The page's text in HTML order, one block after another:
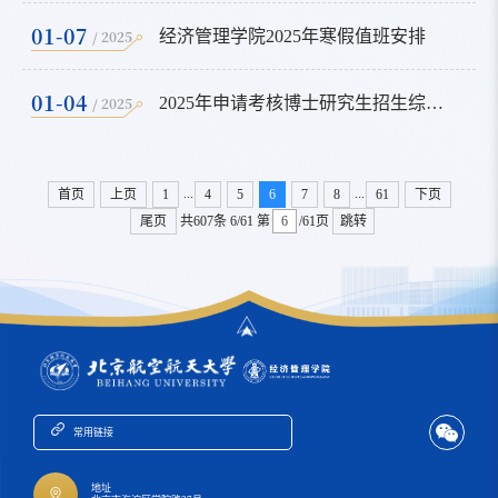
01-07 / 2025 经济管理学院2025年寒假值班安排
01-04 / 2025 2025年申请考核博士研究生招生综合考核笔试成绩
首页 上页 1 ... 4 5 6 7 8 ... 61
下页
尾页
共607条 6/61 第 /61页 跳转
常用链接
地址